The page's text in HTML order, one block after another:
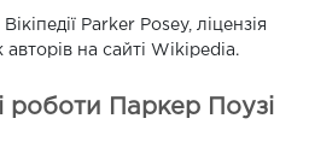
Parker Posey, ліцензія
на сайті Wikipedia.
роботи Паркер Поузі